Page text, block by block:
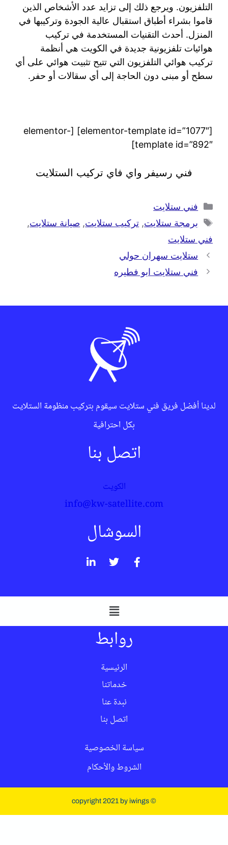
التلفزيون. ويرجع ذلك إلى تزايد عدد الأشخاص الذين
قاموا بشراء أطباق استقبال عالية الجودة وتركيبها في
المنزل. أحدث التقنيات المستخدمة في تركيب
هوائيات تلفزيونية جديدة في الكويت هي أنظمة
تركيب هوائي التلفزيون التي تتيح تثبيت هوائي على أي
سطح أو مبنى دون الحاجة إلى أي سقالات أو حفر.
[elementor-template id=”1077″] [elementor-
template id=”892″]
فني رسيفر واي فاي تركيب الستلايت
فني ستلايت
برمجة ستلايت, تركيب ستلايت, صيانة ستلايت,
فني ستلايت
ستلايت سهران حولي
فني ستلايت ابو فطيره
لدينا أفضل فريق فني ستلايت سيقوم بتركيب منظومة الستلايت
بكل احترافية
اتصل بنا
الكويت
info@kw-satellite.com
السوشال
روابط
الرئيسية
خدماتنا
نبدة عنا
اتصل بنا
سياسة الخصوصية
الشروط والأحكام
© copyright 2021 by iwings